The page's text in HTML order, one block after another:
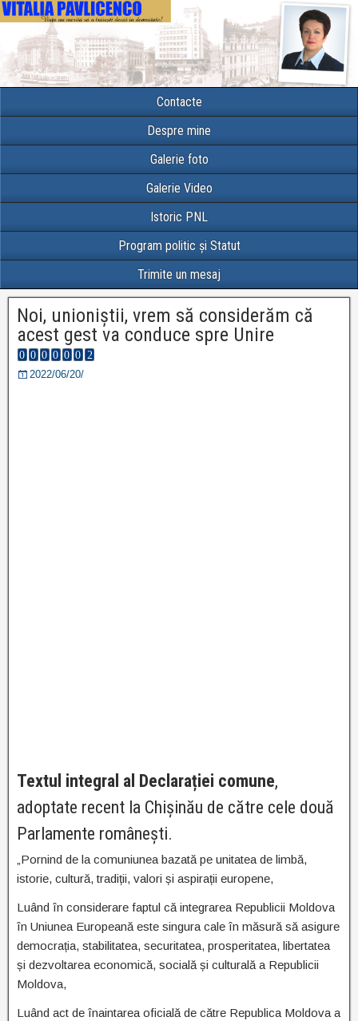
Contacte
Despre mine
Galerie foto
Galerie Video
Istoric PNL
Program politic și Statut
Trimite un mesaj
Noi, unioniștii, vrem să considerăm că
acest gest va conduce spre Unire
2022/06/20/
Textul integral al Declarației comune,
adoptate recent la Chișinău de către cele două
Parlamente românești.
„Pornind de la comuniunea bazată pe unitatea de limbă,
istorie, cultură, tradiții, valori și aspirații europene,
Luând în considerare faptul că integrarea Republicii Moldova
în Uniunea Europeană este singura cale în măsură să asigure
democrația, stabilitatea, securitatea, prosperitatea, libertatea
și dezvoltarea economică, socială și culturală a Republicii
Moldova,
Luând act de înaintarea oficială de către Republica Moldova a